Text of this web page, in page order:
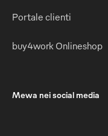
Portale clienti
buy4work Onlineshop
Mewa nei social media